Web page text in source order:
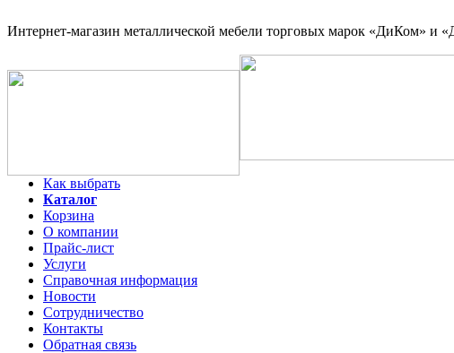
Интернет-магазин металлической мебели торговых марок «ДиКом» и
Как выбрать
Каталог
Корзина
О компании
Прайс-лист
Услуги
Справочная информация
Новости
Сотрудничество
Контакты
Обратная связь